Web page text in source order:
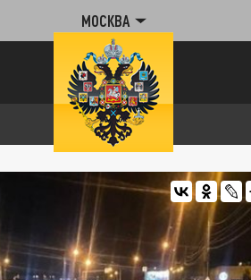
МОСКВА